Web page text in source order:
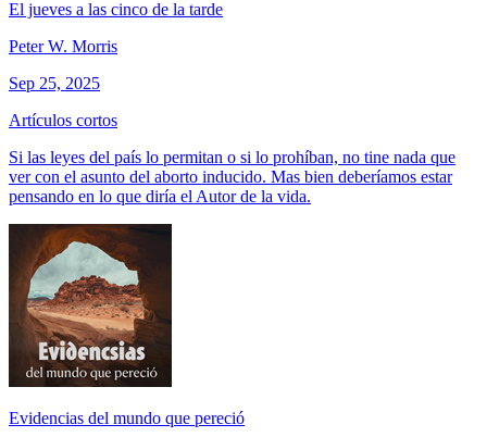
El jueves a las cinco de la tarde
Peter W. Morris
Sep 25, 2025
Artículos cortos
Si las leyes del país lo permitan o si lo prohíban, no tine nada que
ver con el asunto del aborto inducido. Mas bien deberíamos estar
pensando en lo que diría el Autor de la vida.
Evidencias del mundo que pereció